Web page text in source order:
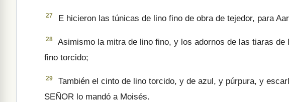
27 E hicieron las túni­cas de lino fino de obra de teje­dor, para
28
Asimismo la mitra de lino fino, y los adornos de las tiaras
fino torcido;
29
También el cinto de lino torci­do, y de azul, y púrpura, y
SEÑOR lo mandó a Moisés.